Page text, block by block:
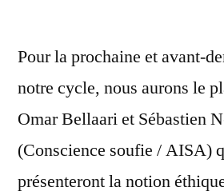
Pour la prochaine et avant-
notre cycle, nous aurons le
Omar Bellaari et Sébastien
(Conscience soufie / AISA)
présenteront la notion